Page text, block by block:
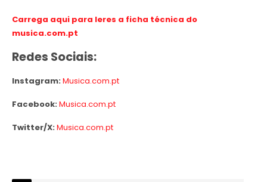
Carrega aqui para leres a ficha técnica do
musica.com.pt
Redes Sociais:
Instagram: Musica.com.pt
Facebook: Musica.com.pt
Twitter/X: Musica.com.pt